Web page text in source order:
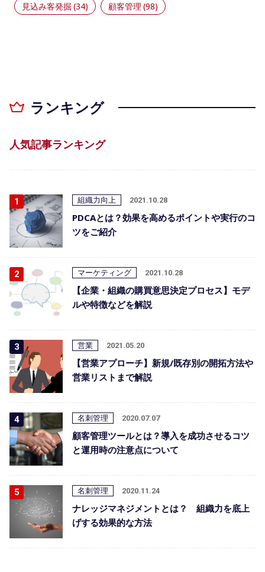
見込み客発掘 (34) 顧客管理 (98)
ランキング
人気記事ランキング
組織力向上 2021.10.28
PDCAとは？効果を高めるポイントや実行のコ
ツをご紹介
マーケティング 2021.10.28
【企業・組織の購買意思決定プロセス】モデ
ルや特徴などを解説
営業 2021.05.20
【営業アプローチ】新規/既存別の開拓方法や
営業リストまで解説
名刺管理 2020.07.07
顧客管理ツールとは？導入を成功させるコツ
と運用時の注意点について
名刺管理 2020.11.24
ナレッジマネジメントとは？ 組織力を底上
げする効果的な方法